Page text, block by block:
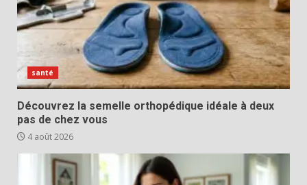
santé
Découvrez la semelle orthopédique idéale à deux
pas de chez vous
4 août 2026